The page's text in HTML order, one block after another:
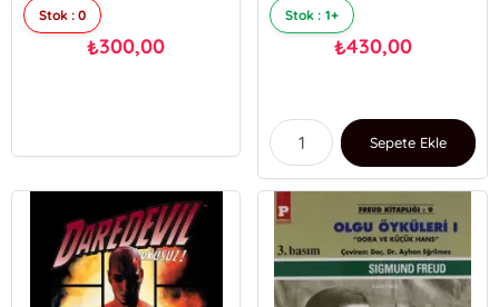
Stok : 0
₺300,00
Stok : 1+
₺430,00
Sepete Ekle